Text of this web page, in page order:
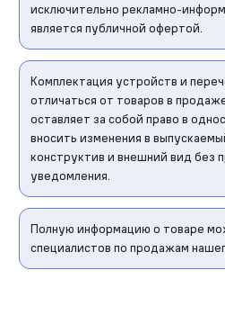
исключительно рекламно-
является публичной офертой.
Комплектация устройств и
отличаться от товаров в
оставляет за собой право в
вносить изменения в
конструктив и внешний вид без
уведомления.
Полную информацию о товаре
специалистов по продажам